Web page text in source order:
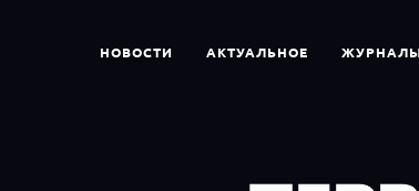
НОВОСТИ АКТУАЛЬНОЕ